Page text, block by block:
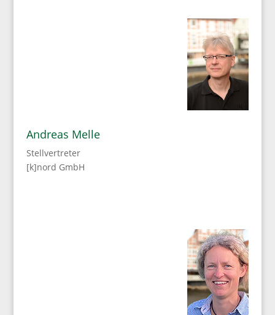
Andreas Melle
Stellvertreter
[k]nord GmbH